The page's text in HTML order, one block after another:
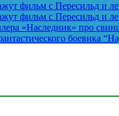
фильм с Пересильд и
фильм с Пересильд и
«Наследник» про
боевика